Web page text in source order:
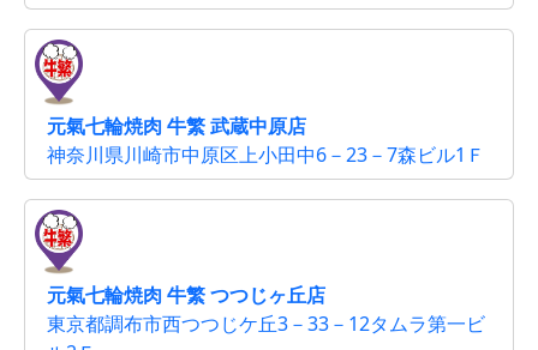
元氣七輪焼肉 牛繁 武蔵中原店
神奈川県川崎市中原区上小田中6－23－7森ビル1Ｆ
元氣七輪焼肉 牛繁 つつじヶ丘店
東京都調布市西つつじケ丘3－33－12タムラ第一ビ